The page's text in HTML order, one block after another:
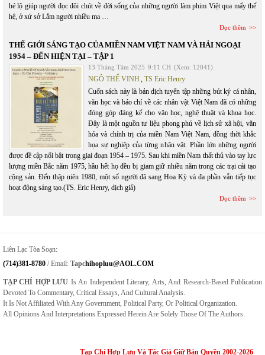
hé lộ giúp người đọc đôi chút về đời sống của những người làm phim Việt qua mấy thế
hệ, ở xứ sở Lắm người nhiều ma …
Đọc thêm
THẾ GIỚI SÁNG TẠO CỦA MIỀN NAM VIỆT NAM VÀ HẢI NGOẠI
1954 – ĐẾN HIỆN TẠI – TẬP 1
13 Tháng Tám 2025 9:11 CH (Xem: 12041)
NGÔ THẾ VINH, TS Eric Henry
Cuốn sách này là bản dịch tuyển tập những bút ký cá nhân,
văn học và báo chí về các nhân vật Việt Nam đã có những
đóng góp đáng kể cho văn học, nghệ thuật và khoa học.
Đây là một nguồn tư liệu phong phú về lịch sử xã hội, văn
hóa và chính trị của miền Nam Việt Nam, đồng thời khắc
họa sự nghiệp của từng nhân vật. Phần lớn những người
được đề cập nổi bật trong giai đoạn 1954 – 1975. Sau khi miền Nam thất thủ vào tay lực
lượng miền Bắc năm 1975, hầu hết họ đều bị giam giữ nhiều năm trong các trại cải tạo
cộng sản. Đến thập niên 1980, một số người đã sang Hoa Kỳ và đa phần vẫn tiếp tục
hoạt động sáng tạo.(TS. Eric Henry, dịch giả)
Đọc thêm
Liên Lạc Tòa Soạn:
(714)381-8780 / Email: TapcHihopluu@AOL.COM
TẠP CHÍ HỢP LƯU Is An Independent Literary, Arts, And Research-Based Publication
Devoted To Commentary, Critical Essays, And Cultural Analysis.
It Is Not Affiliated With Any Government, Political Party, Or Political Organization.
All Opinions And Interpretations Expressed Herein Are Solely Those Of The Authors.
Tạp Chí Hợp Lưu Và Tác Giả Giữ Bản Quyền 2002-2026